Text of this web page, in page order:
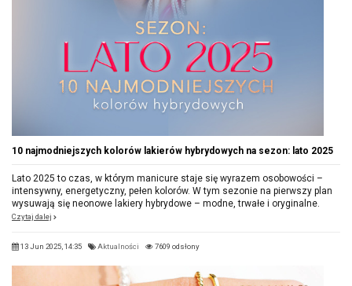
10 najmodniejszych kolorów lakierów hybrydowych na sezon: lato 2025
Lato 2025 to czas, w którym manicure staje się wyrazem osobowości –
intensywny, energetyczny, pełen kolorów. W tym sezonie na pierwszy plan
wysuwają się neonowe lakiery hybrydowe – modne, trwałe i oryginalne.
Czytaj dalej
13 Jun 2025, 14:35 Aktualności 7609 odsłony